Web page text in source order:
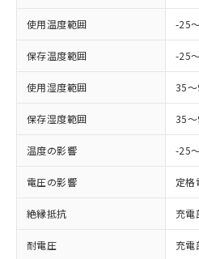
使用温度範囲 -25
保存温度範囲 -25
使用湿度範囲 35～
保存湿度範囲 35～
温度の影響 -25
電圧の影響 定
絶縁抵抗 充電
耐電圧 充電
ご利用条件
以下の条件をお読みい
ご利用ください。
本サービスは、当
(税抜)を提供させ
当社制御機器事業
本サービスの対象
ことをご了承くだ
在庫状況および標
対応予定：EU RoHS指
有に対応した製品に切
商品です。
対応予定なし：EU
非含有に非対応の商品で
調査・確認中：EU
非含有の対応状況を調
商品です。
非該当品：ライセンス
害物質有無と関係のない
仕入先様の事情により
いたものが、含有品と
むを得ず変更すること
※1 中国RoHS○×表
「○」：最大均質材料
基準値以下であることを
「×」：最大均質材料
基準値を超えていること
「－」：未確認です。
当社は、これら貴
為替および外国貿
（以下｢規制貨物等